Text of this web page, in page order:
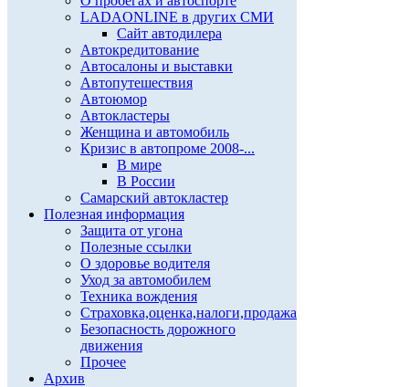
LADAONLINE в других СМИ
Сайт автодилера
Автокредитование
Автосалоны и выставки
Автопутешествия
Автоюмор
Автокластеры
Женщина и автомобиль
Кризис в автопроме 2008-...
В мире
В России
Самарский автокластер
Полезная информация
Защита от угона
Полезные ссылки
О здоровье водителя
Уход за автомобилем
Техника вождения
Страховка,оценка,налоги,продажа
Безопасность дорожного
движения
Прочее
Архив